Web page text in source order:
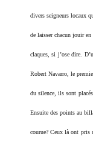
divers seigneurs locaux
de laisser chacun jouir
claques, si j’ose dire.
Robert Navarro, le
du silence, ils sont
Ensuite des points au
courue? Ceux là ont pris